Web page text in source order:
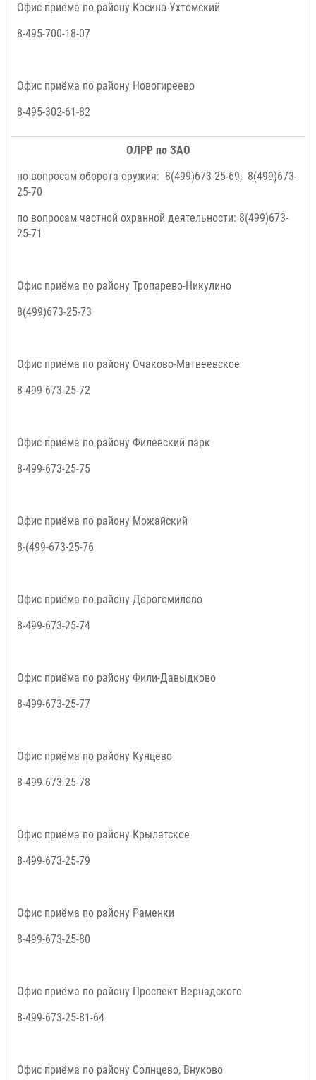
Офис приёма по району Косино-Ухтомский
8-495-700-18-07
Офис приёма по району Новогиреево
8-495-302-61-82
ОЛРР по ЗАО
по вопросам оборота оружия: 8(499)673-25-69, 8(499)673-
25-70
по вопросам частной охранной деятельности: 8(499)673-
25-71
Офис приёма по району Тропарево-Никулино
8(499)673-25-73
Офис приёма по району Очаково-Матвеевское
8-499-673-25-72
Офис приёма по району Филевский парк
8-499-673-25-75
Офис приёма по району Можайский
8-(499-673-25-76
Офис приёма по району Дорогомилово
8-499-673-25-74
Офис приёма по району Фили-Давыдково
8-499-673-25-77
Офис приёма по району Кунцево
8-499-673-25-78
Офис приёма по району Крылатское
8-499-673-25-79
Офис приёма по району Раменки
8-499-673-25-80
Офис приёма по району Проспект Вернадского
8-499-673-25-81-64
Офис приёма по району Солнцево, Внуково